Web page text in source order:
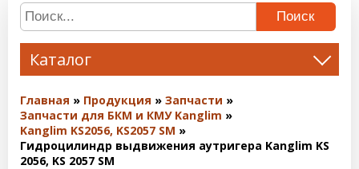
Поиск
Каталог
Главная Продукция
Запчасти
Запчасти для БКМ и КМУ Kanglim
Kanglim KS2056, KS2057 SM
Гидроцилиндр выдвижения аутригера Kanglim KS
2056, KS 2057 SM